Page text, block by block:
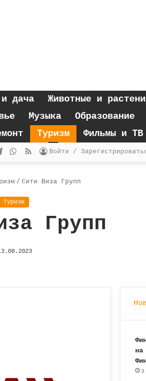
дача Животные и
Музыка Образование
Туризм Фильмы и ТВ
Войти /
RSS
WhatsApp
Telegram
/ Сити Виза Групп
Туризм
Групп
почту
на
3